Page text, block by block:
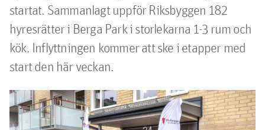
startat. Sammanlagt uppför Riksbyggen 182
hyresrätter i Berga Park i storlekarna 1-3 rum och
kök. Inflyttningen kommer att ske i etapper med
start den här veckan.